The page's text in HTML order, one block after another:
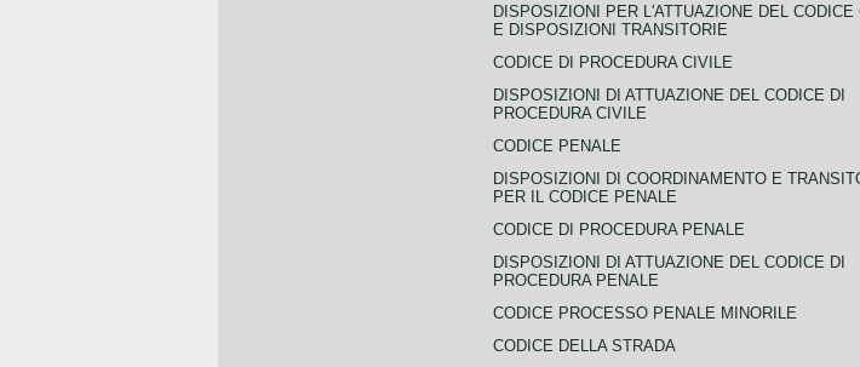
DISPOSIZIONI PER L'ATTUAZIONE DEL CODICE
E DISPOSIZIONI TRANSITORIE
CODICE DI PROCEDURA CIVILE
DISPOSIZIONI DI ATTUAZIONE DEL CODICE DI
PROCEDURA CIVILE
CODICE PENALE
DISPOSIZIONI DI COORDINAMENTO E
PER IL CODICE PENALE
CODICE DI PROCEDURA PENALE
DISPOSIZIONI DI ATTUAZIONE DEL CODICE DI
PROCEDURA PENALE
CODICE PROCESSO PENALE MINORILE
CODICE DELLA STRADA